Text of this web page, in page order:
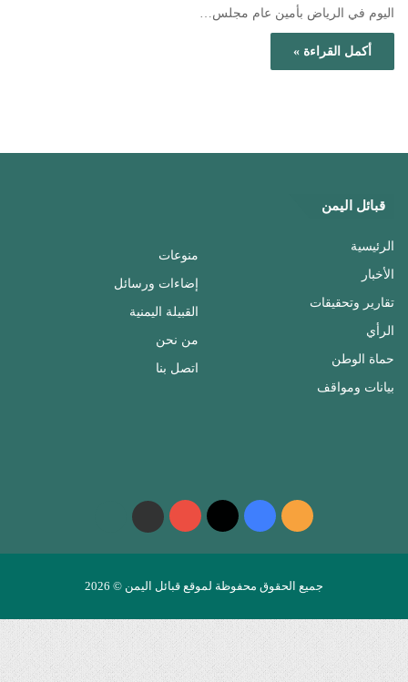
اليوم في الرياض بأمين عام مجلس…
أكمل القراءة »
قبائل اليمن
الرئيسية
الأخبار
تقارير وتحقيقات
الرأي
حماة الوطن
بيانات ومواقف
منوعات
إضاءات ورسائل
القبيلة اليمنية
من نحن
اتصل بنا
ملخص
الموقع
RSS
فيسبوك ‫X
‫YouTubeواتساب
جميع الحقوق محفوظة لموقع قبائل اليمن © 2026